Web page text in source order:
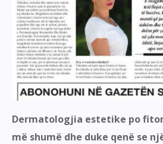
Dermatologjia estetike po
më shumë dhe duke qenë se